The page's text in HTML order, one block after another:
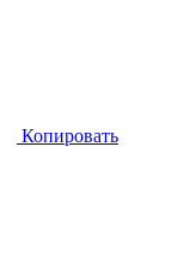
Копировать